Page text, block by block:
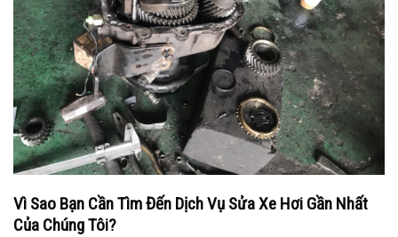
Vì Sao Bạn Cần Tìm Đến Dịch Vụ Sửa Xe Hơi Gần Nhất
Của Chúng Tôi?